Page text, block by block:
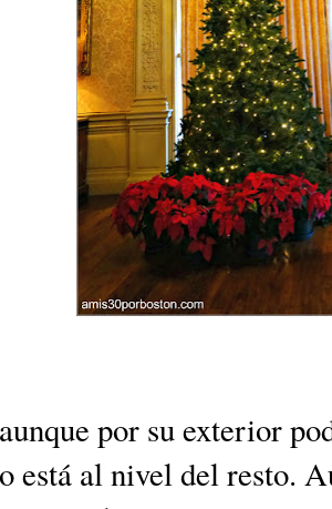
por su exterior
está al nivel del resto.